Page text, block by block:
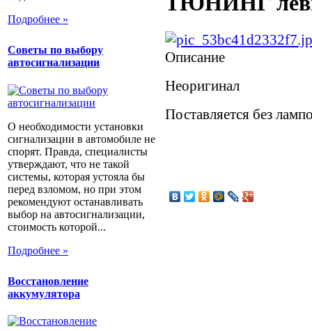
Подробнее »
Советы по выбору
автосигнализации
О необходимости установки
сигнализации в автомобиле не
спорят. Правда, специалисты
утверждают, что не такой
системы, которая устояла бы
перед взломом, но при этом
рекомендуют останавливать
выбор на автосигнализации,
стоимость которой...
Подробнее »
Восстановление
аккумулятора
Описание
Неоригинал
Поставляется без